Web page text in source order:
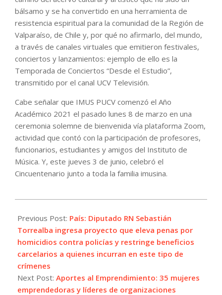
bálsamo y se ha convertido en una herramienta de
resistencia espiritual para la comunidad de la Región de
Valparaíso, de Chile y, por qué no afirmarlo, del mundo,
a través de canales virtuales que emitieron festivales,
conciertos y lanzamientos: ejemplo de ello es la
Temporada de Conciertos “Desde el Estudio”,
transmitido por el canal UCV Televisión.
Cabe señalar que IMUS PUCV comenzó el Año
Académico 2021 el pasado lunes 8 de marzo en una
ceremonia solemne de bienvenida vía plataforma Zoom,
actividad que contó con la participación de profesores,
funcionarios, estudiantes y amigos del Instituto de
Música. Y, este jueves 3 de junio, celebró el
Cincuentenario junto a toda la familia imusina.
06-
18
Previous Post: País: Diputado RN Sebastián
Torrealba ingresa proyecto que eleva penas por
homicidios contra policías y restringe beneficios
carcelarios a quienes incurran en este tipo de
crímenes
Next Post: Aportes al Emprendimiento: 35 mujeres
emprendedoras y líderes de organizaciones